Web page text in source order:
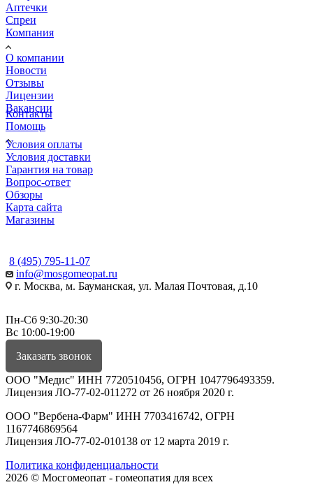
Аптечки
Спреи
Компания
О компании
Новости
Отзывы
Лицензии
Вакансии
Контакты
Помощь
Условия оплаты
Условия доставки
Гарантия на товар
Вопрос-ответ
Обзоры
Карта сайта
Магазины
8 (495) 795-11-07
info@mosgomeopat.ru
г. Москва, м. Бауманская, ул. Малая Почтовая, д.10
Пн-Сб 9:30-20:30
Вс 10:00-19:00
Заказать звонок
ООО "Медис" ИНН 7720510456, ОГРН 1047796493359.
Лицензия ЛО-77-02-011272 от 26 ноября 2020 г.
ООО "Вербена-Фарм" ИНН 7703416742, ОГРН
1167746869564
Лицензия ЛО-77-02-010138 от 12 марта 2019 г.
Политика конфиденциальности
2026 © Мосгомеопат - гомеопатия для всех